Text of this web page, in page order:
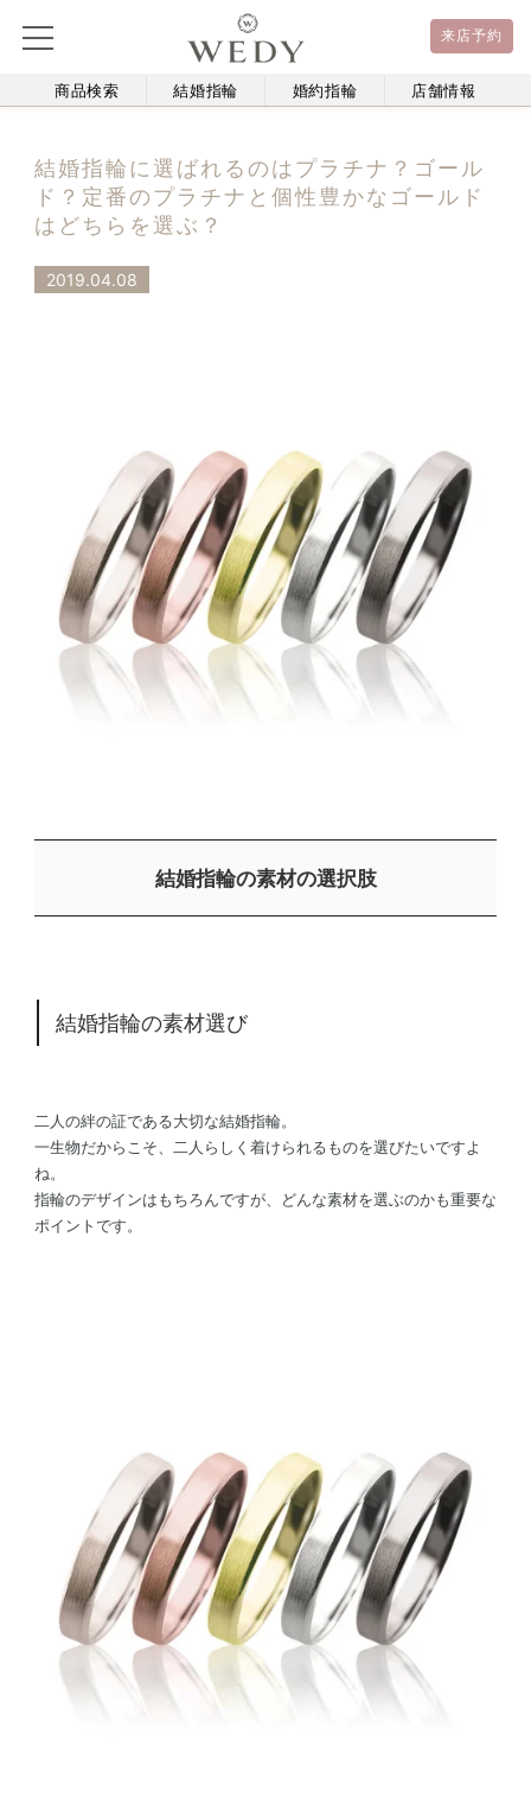
来店予約
商品検索 結婚指輪 婚約指輪 店舗情報
結婚指輪に選ばれるのはプラチナ？ゴール
ド？定番のプラチナと個性豊かなゴールド
はどちらを選ぶ？
2019.04.08
結婚指輪の素材の選択肢
結婚指輪の素材選び
二人の絆の証である大切な結婚指輪。
一生物だからこそ、二人らしく着けられるものを選びたいですよ
ね。
指輪のデザインはもちろんですが、どんな素材を選ぶのかも重要な
ポイントです。